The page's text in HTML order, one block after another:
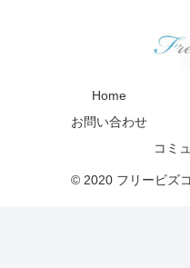
Home
お問い合わせ
コミ
© 2020 フリービズ